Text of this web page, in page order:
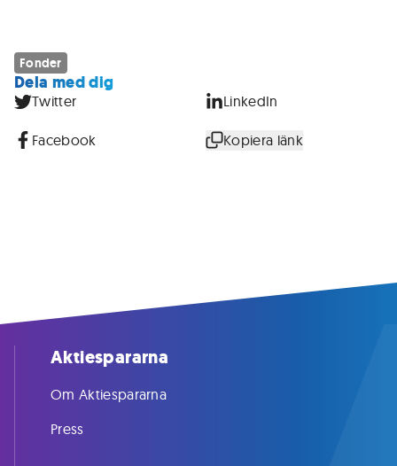
Fonder
Dela med dig
Twitter LinkedIn
Facebook Kopiera länk
Aktiespararna
Om Aktiespararna
Press